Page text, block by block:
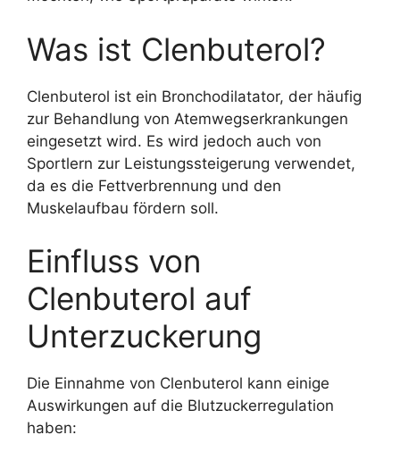
Was ist Clenbuterol?
Clenbuterol ist ein Bronchodilatator, der häufig
zur Behandlung von Atemwegserkrankungen
eingesetzt wird. Es wird jedoch auch von
Sportlern zur Leistungssteigerung verwendet,
da es die Fettverbrennung und den
Muskelaufbau fördern soll.
Einfluss von
Clenbuterol auf
Unterzuckerung
Die Einnahme von Clenbuterol kann einige
Auswirkungen auf die Blutzuckerregulation
haben: